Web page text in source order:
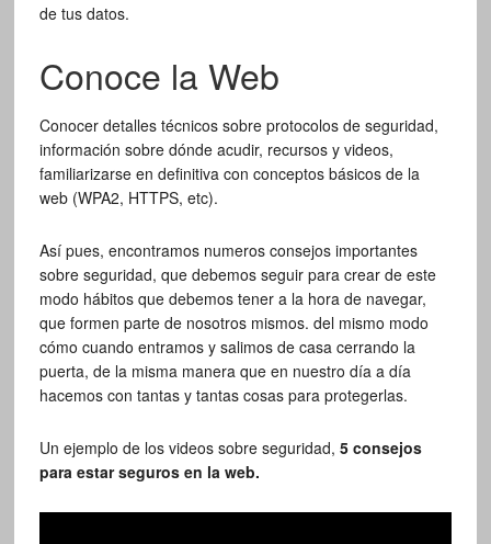
de tus datos.
Conoce la Web
Conocer detalles técnicos sobre protocolos de seguridad,
información sobre dónde acudir, recursos y videos,
familiarizarse en definitiva con conceptos básicos de la
web (WPA2, HTTPS, etc).
Así pues, encontramos numeros consejos importantes
sobre seguridad, que debemos seguir para crear de este
modo hábitos que debemos tener a la hora de navegar,
que formen parte de nosotros mismos. del mismo modo
cómo cuando entramos y salimos de casa cerrando la
puerta, de la misma manera que en nuestro día a día
hacemos con tantas y tantas cosas para protegerlas.
Un ejemplo de los videos sobre seguridad, 5 consejos
para estar seguros en la web.